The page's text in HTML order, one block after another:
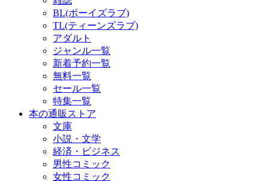
BL(ボーイズラブ)
TL(ティーンズラブ)
アダルト
ジャンル一覧
新着予約一覧
無料一覧
セール一覧
特集一覧
本の通販ストア
文庫
小説・文学
経済・ビジネス
男性コミック
女性コミック